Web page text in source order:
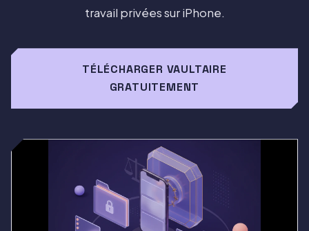
travail privées sur iPhone.
TÉLÉCHARGER VAULTAIRE
GRATUITEMENT